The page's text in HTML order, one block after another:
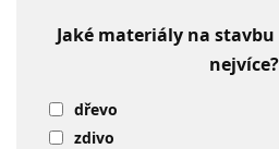
Jaké materiály na
nejvíce?
dřevo
zdivo